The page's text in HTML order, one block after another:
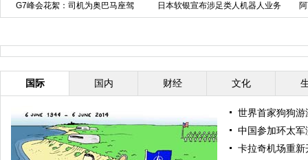
类人机器人业务
阿萨德连任叙利亚总统 士兵驾车
欢庆
泰国女兵街头深情献
国际 国内 财经 文化
世界首家狗狗
中国参加环太
卡拉奇机场重